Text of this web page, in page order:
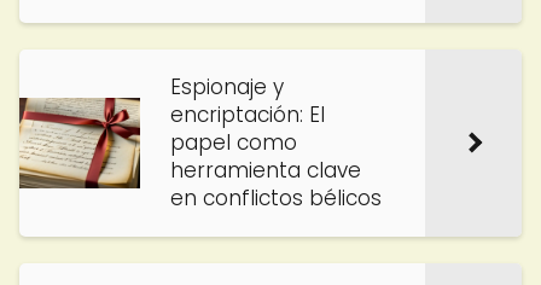
Espionaje y
encriptación: El
papel como
herramienta clave
en conflictos bélicos